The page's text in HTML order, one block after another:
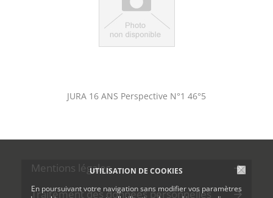
UTILISATION DE COOKIES
En poursuivant votre navigation sans modifier vos paramètres
JURA 16 ANS Perspective N°1 46°5
Mentions légales
Traitement des données personnelles